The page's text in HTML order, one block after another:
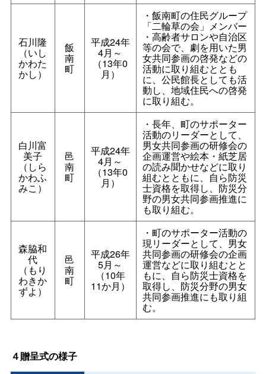
石川隆
（いし
かわた
かし）
飯
南
町
平成24年
4月～
（13年0
月）
・飯南町の住民グループ
「二輪草の会」メンバー
・高齢者サロンや自治区
等の会で、劇を用いた男
女共同参画の啓発などの
活動に取り組むととも
に、公民館長としても活
動し、地域住民への啓発
に取り組む。
白川富
美子
（しら
かわふ
みこ）
邑
南
町
平成24年
4月～
（13年0
月）
・長年、町のサポーター
活動のリーダーとして、
男女共同参画の研修会の
企画運営や絵本・紙芝居
の読み聞かせなどに取り
組むとともに、自ら防災
士資格を取得し、防災分
野の男女共同参画推進に
も取り組む。
森脇和
代
（もり
わきか
ずよ）
邑
南
町
平成26年
5月～
（10年
11か月）
・町のサポーター活動の
現リーダーとして、男女
共同参画の研修会の企画
運営などに取り組むとと
もに、自ら防災士資格を
取得し、防災分野の男女
共同参画推進にも取り組
む。
４贈呈式の様子